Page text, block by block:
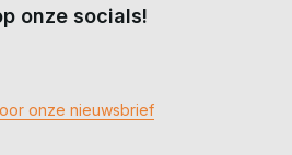
onze socials!
onze nieuwsbrief